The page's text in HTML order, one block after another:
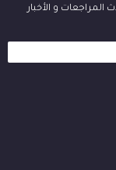
المراجعات و الأخبار